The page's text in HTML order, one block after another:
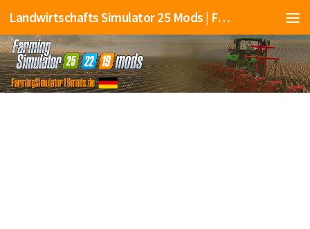
Landwirtschafts Simulator 25 Mods | Farming Simulator 25 Mods | FS25 Mods